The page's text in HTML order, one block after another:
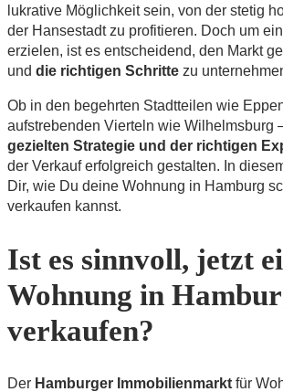
lukrative Möglichkeit sein, von der stetig
der Hansestadt zu profitieren. Doch um
erzielen, ist es entscheidend, den Markt
und die richtigen Schritte zu
Ob in den begehrten Stadtteilen wie
aufstrebenden Vierteln wie Wilhelmsburg
gezielten Strategie und der richtigen
der Verkauf erfolgreich gestalten. In
Dir, wie Du deine Wohnung in Hamburg
verkaufen kannst.
Ist es sinnvoll, jetzt
Wohnung in
verkaufen?
Der Hamburger Immobilienmarkt für